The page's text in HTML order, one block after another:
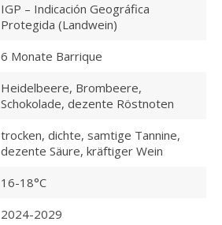
IGP – Indicación Geográfica
Protegida (Landwein)
6 Monate Barrique
Heidelbeere, Brombeere,
Schokolade, dezente Röstnoten
trocken, dichte, samtige Tannine,
dezente Säure, kräftiger Wein
16-18°C
2024-2029